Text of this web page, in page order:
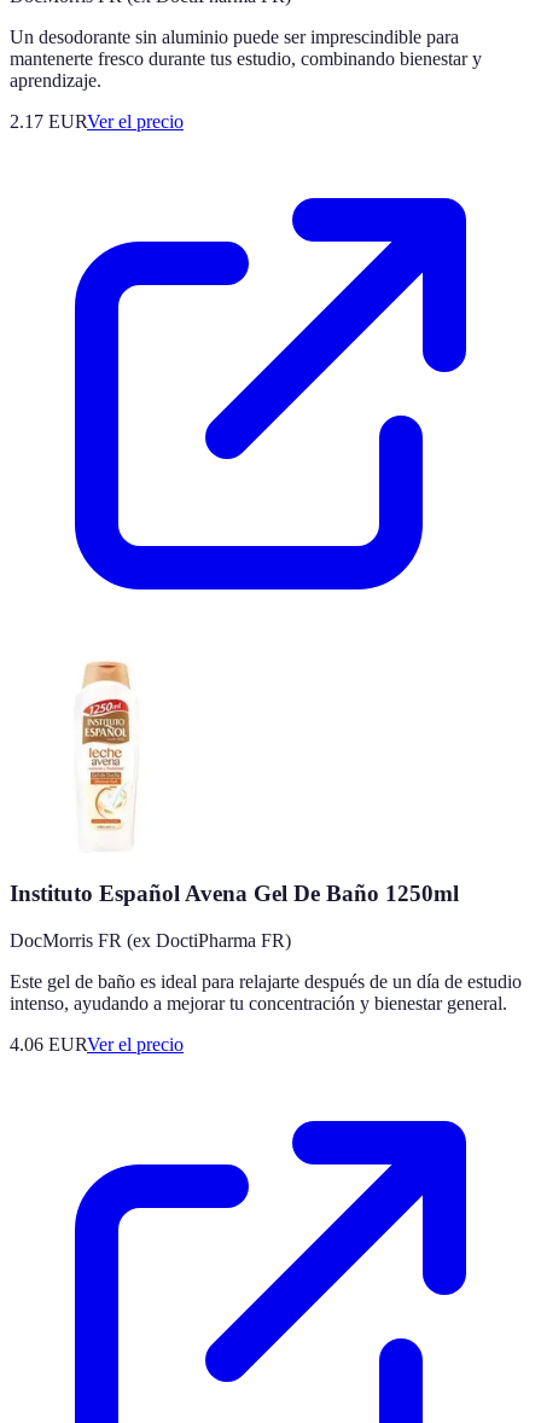
Un desodorante sin aluminio puede ser imprescindible para
mantenerte fresco durante tus estudio, combinando bienestar y
aprendizaje.
2.17 EURVer el precio
Instituto Español Avena Gel De Baño 1250ml
DocMorris FR (ex DoctiPharma FR)
Este gel de baño es ideal para relajarte después de un día de estudio
intenso, ayudando a mejorar tu concentración y bienestar general.
4.06 EURVer el precio